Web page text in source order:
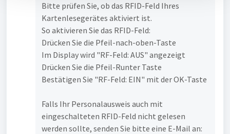
Bitte prüfen Sie, ob das RFID-Feld Ihres
Kartenlesegerätes aktiviert ist.
So aktivieren Sie das RFID-Feld:
Drücken Sie die Pfeil-nach-oben-Taste
Im Display wird "RF-Feld: AUS" angezeigt
Drücken Sie die Pfeil-Runter Taste
Bestätigen Sie "RF-Feld: EIN" mit der OK-Taste
Falls Ihr Personalausweis auch mit
eingeschalteten RFID-Feld nicht gelesen
werden sollte, senden Sie bitte eine E-Mail an: